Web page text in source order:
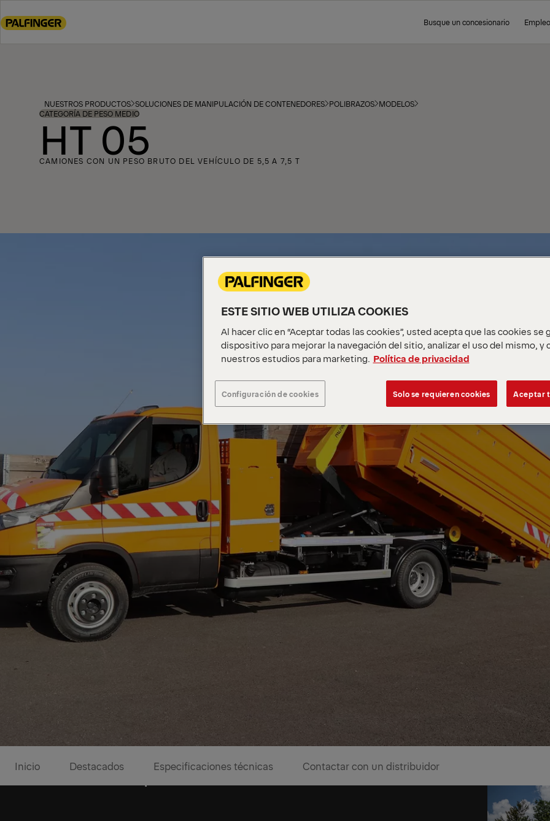
to
Busque un concesionario Empleo
NUESTROS PRODUCTOS SOLUCIONES DE MANIPULACIÓN DE CONTENEDORES POLIBRAZOS MODELOS
CATEGORÍA DE PESO MEDIO
HT 05
CAMIONES CON UN PESO BRUTO DEL VEHÍCULO DE 5,5 A 7,5 T
Inicio Destacados Especificaciones técnicas Contactar con un distribuidor
Versatilidad para un socio fiable
ESTE SITIO WEB UTILIZA COOKIES
Al hacer clic en “Aceptar todas las cookies”, usted acepta que las cookies se
dispositivo para mejorar la navegación del sitio, analizar el uso del mismo, y
nuestros estudios para marketing. Política de privacidad
Configuración de cookies Solo se requieren cookies Aceptar